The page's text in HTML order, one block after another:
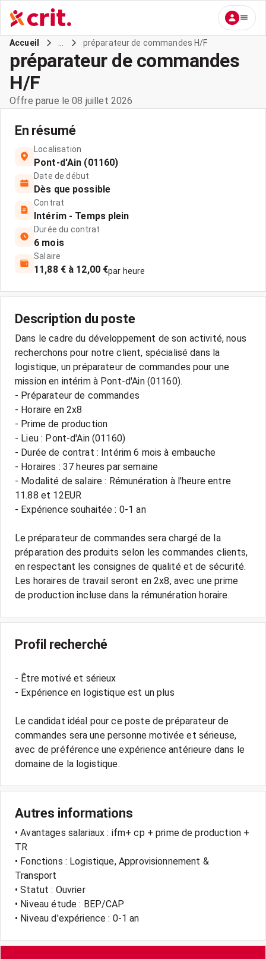
Accueil préparateur de commandes H/F
préparateur de commandes
H/F
Offre parue le 08 juillet 2026
En résumé
Localisation
Pont-d'Ain (01160)
Date de début
Dès que possible
Contrat
Intérim - Temps plein
Durée du contrat
6 mois
Salaire
11,88 € à 12,00 €par heure
Description du poste
Dans le cadre du développement de son activité, nous
recherchons pour notre client, spécialisé dans la
logistique, un préparateur de commandes pour une
mission en intérim à Pont-d'Ain (01160).
- Préparateur de commandes
- Horaire en 2x8
- Prime de production
- Lieu : Pont-d'Ain (01160)
- Durée de contrat : Intérim 6 mois à embauche
- Horaires : 37 heures par semaine
- Modalité de salaire : Rémunération à l'heure entre
11.88 et 12EUR
- Expérience souhaitée : 0-1 an
Le préparateur de commandes sera chargé de la
préparation des produits selon les commandes clients,
en respectant les consignes de qualité et de sécurité.
Les horaires de travail seront en 2x8, avec une prime
Profil recherché
- Être motivé et sérieux
- Expérience en logistique est un plus
Le candidat idéal pour ce poste de préparateur de
commandes sera une personne motivée et sérieuse,
avec de préférence une expérience antérieure dans le
Autres informations
• Avantages salariaux : ifm+ cp + prime de production +
TR
• Fonctions : Logistique, Approvisionnement &
Transport
• Statut : Ouvrier
• Niveau étude : BEP/CAP
• Niveau d'expérience : 0-1 an